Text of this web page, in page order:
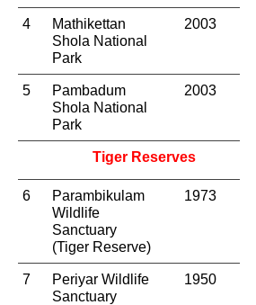
4
Mathikettan
Shola National
Park
2003
5
Pambadum
Shola National
Park
2003
Tiger Reserves
6
Parambikulam
Wildlife
Sanctuary
(Tiger Reserve)
1973
7
Periyar Wildlife
Sanctuary
1950